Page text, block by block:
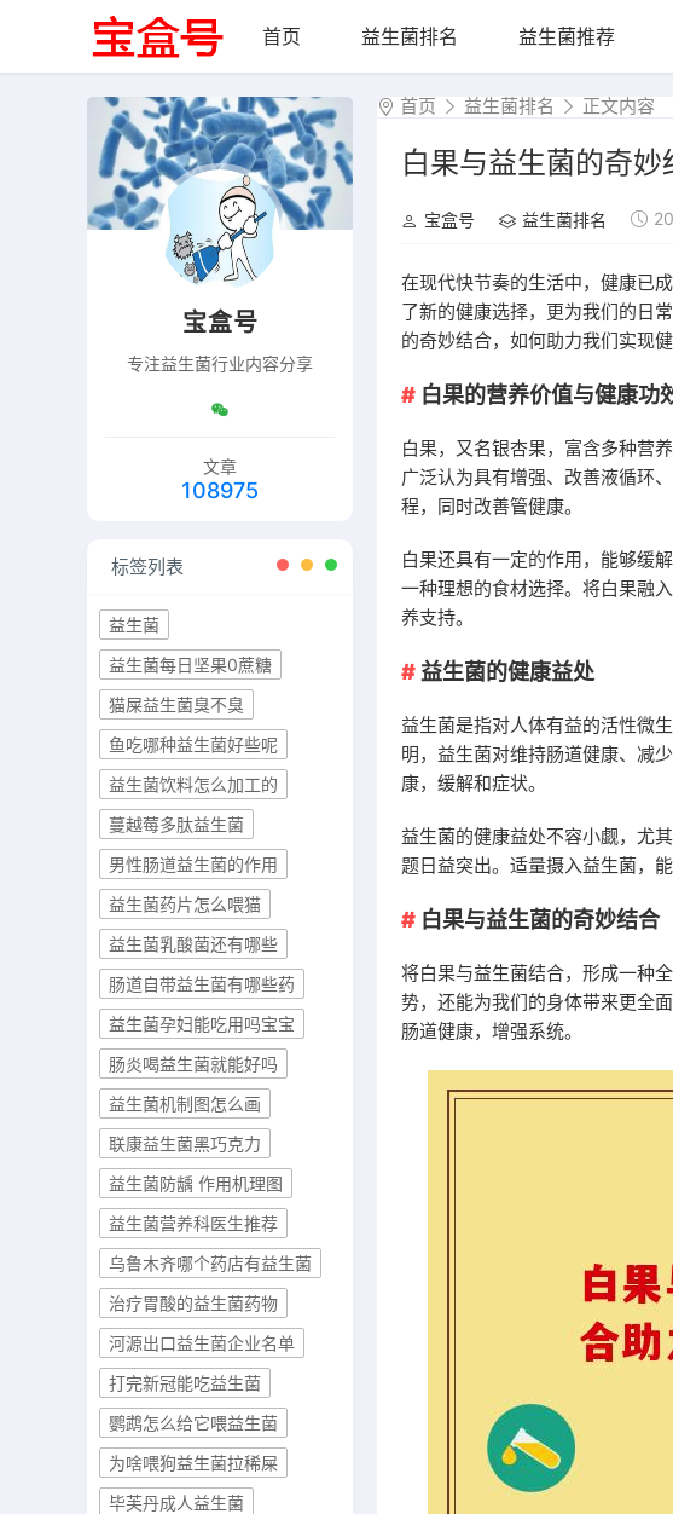
首页 益生菌排名 益生菌推荐
宝盒号
专注益生菌行业内容分享
文章
108975
标签列表
益生菌
益生菌每日坚果0蔗糖
猫屎益生菌臭不臭
鱼吃哪种益生菌好些呢
益生菌饮料怎么加工的
蔓越莓多肽益生菌
男性肠道益生菌的作用
益生菌药片怎么喂猫
益生菌乳酸菌还有哪些
肠道自带益生菌有哪些药
益生菌孕妇能吃用吗宝宝
肠炎喝益生菌就能好吗
益生菌机制图怎么画
联康益生菌黑巧克力
益生菌防龋 作用机理图
益生菌营养科医生推荐
乌鲁木齐哪个药店有益生菌
治疗胃酸的益生菌药物
河源出口益生菌企业名单
打完新冠能吃益生菌
鹦鹉怎么给它喂益生菌
为啥喂狗益生菌拉稀屎
毕芙丹成人益生菌
首页 益生菌排名 正文内容
白果与益生菌的奇
宝盒号 益生菌排名
在现代快节奏的生活中，健康已
了新的健康选择，更为我们的日
的奇妙结合，如何助力我们实现
白果的营养价值与健康功
白果，又名银杏果，富含多种营
广泛认为具有增强、改善液循环
程，同时改善管健康。
白果还具有一定的作用，能够缓
一种理想的食材选择。将白果融
养支持。
益生菌的健康益处
益生菌是指对人体有益的活性微
明，益生菌对维持肠道健康、减
康，缓解和症状。
益生菌的健康益处不容小觑，尤
题日益突出。适量摄入益生菌，
白果与益生菌的奇妙结合
将白果与益生菌结合，形成一种
势，还能为我们的身体带来更全
肠道健康，增强系统。